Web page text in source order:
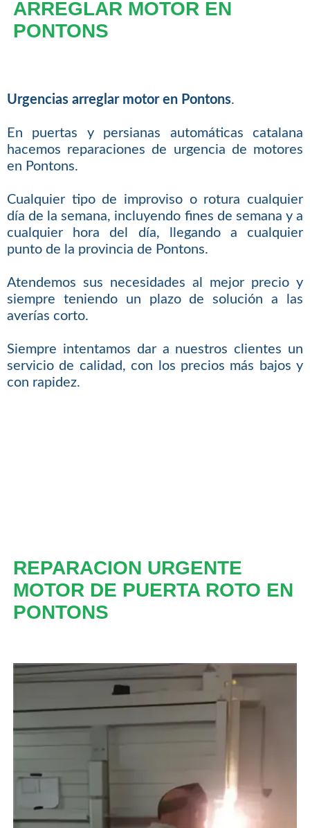
ARREGLAR MOTOR EN
PONTONS
Urgencias arreglar motor en Pontons.
En puertas y persianas automáticas catalana
hacemos reparaciones de urgencia de motores
en Pontons.
Cualquier tipo de improviso o rotura cualquier
día de la semana, incluyendo fines de semana y a
cualquier hora del día, llegando a cualquier
punto de la provincia de Pontons.
Atendemos sus necesidades al mejor precio y
siempre teniendo un plazo de solución a las
averías corto.
Siempre intentamos dar a nuestros clientes un
servicio de calidad, con los precios más bajos y
con rapidez.
REPARACION URGENTE
MOTOR DE PUERTA ROTO EN
PONTONS